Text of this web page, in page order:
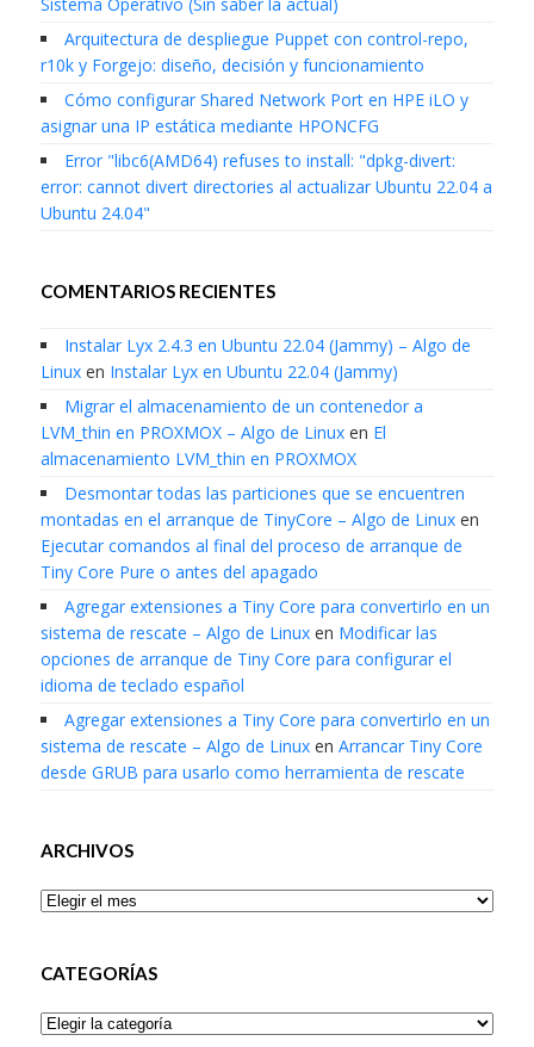
Sistema Operativo (Sin saber la actual)
Arquitectura de despliegue Puppet con control-repo,
r10k y Forgejo: diseño, decisión y funcionamiento
Cómo configurar Shared Network Port en HPE iLO y
asignar una IP estática mediante HPONCFG
Error "libc6(AMD64) refuses to install: "dpkg-divert:
error: cannot divert directories al actualizar Ubuntu 22.04 a
Ubuntu 24.04"
COMENTARIOS RECIENTES
Instalar Lyx 2.4.3 en Ubuntu 22.04 (Jammy) – Algo de
Linuxen Instalar Lyx en Ubuntu 22.04 (Jammy)
Migrar el almacenamiento de un contenedor a
LVM_thin en PROXMOX – Algo de Linuxen El
almacenamiento LVM_thin en PROXMOX
Desmontar todas las particiones que se encuentren
montadas en el arranque de TinyCore – Algo de Linuxen
Ejecutar comandos al final del proceso de arranque de
Tiny Core Pure o antes del apagado
Agregar extensiones a Tiny Core para convertirlo en un
sistema de rescate – Algo de Linuxen Modificar las
opciones de arranque de Tiny Core para configurar el
idioma de teclado español
Agregar extensiones a Tiny Core para convertirlo en un
sistema de rescate – Algo de Linuxen Arrancar Tiny Core
desde GRUB para usarlo como herramienta de rescate
ARCHIVOS
Archivos
CATEGORÍAS
Categorías